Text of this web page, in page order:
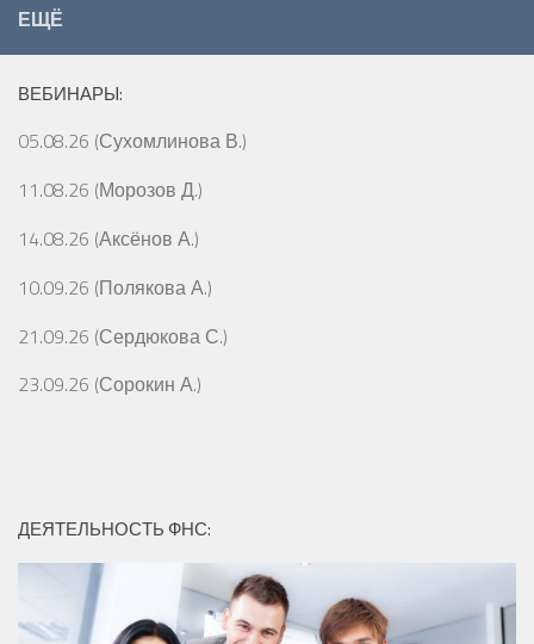
ЕЩЁ
ВЕБИНАРЫ:
05.08.26 (Сухомлинова В.)
11.08.26 (Морозов Д.)
14.08.26 (Аксёнов А.)
10.09.26 (Полякова А.)
21.09.26 (Сердюкова С.)
23.09.26 (Сорокин А.)
ДЕЯТЕЛЬНОСТЬ ФНС: